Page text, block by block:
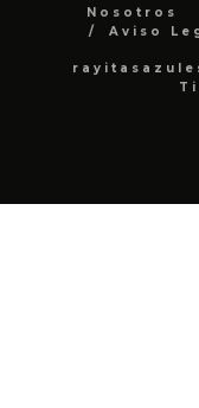
Nosotros
Aviso